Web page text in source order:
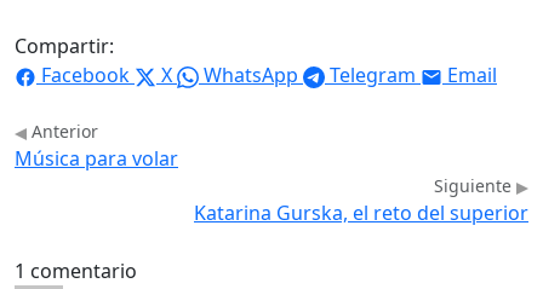
Compartir:
Facebook
X WhatsApp Telegram Email
Anterior
Música para volar
Siguiente
Katarina Gurska, el reto del superior
1 comentario